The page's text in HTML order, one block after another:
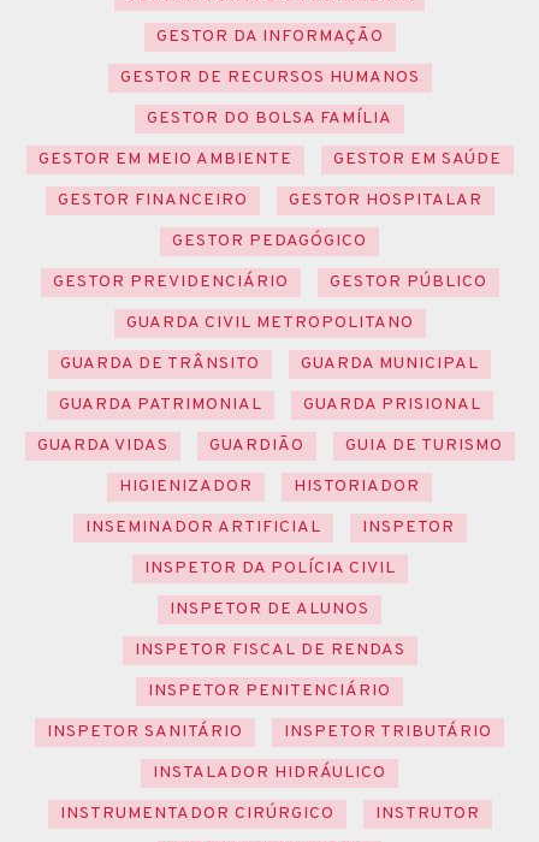
GESTOR DA INFORMAÇÃO
GESTOR DE RECURSOS HUMANOS
GESTOR DO BOLSA FAMÍLIA
GESTOR EM MEIO AMBIENTE
GESTOR EM SAÚDE
GESTOR FINANCEIRO
GESTOR HOSPITALAR
GESTOR PEDAGÓGICO
GESTOR PREVIDENCIÁRIO
GESTOR PÚBLICO
GUARDA CIVIL METROPOLITANO
GUARDA DE TRÂNSITO
GUARDA MUNICIPAL
GUARDA PATRIMONIAL
GUARDA PRISIONAL
GUARDA VIDAS
GUARDIÃO
GUIA DE TURISMO
HIGIENIZADOR
HISTORIADOR
INSEMINADOR ARTIFICIAL
INSPETOR
INSPETOR DA POLÍCIA CIVIL
INSPETOR DE ALUNOS
INSPETOR FISCAL DE RENDAS
INSPETOR PENITENCIÁRIO
INSPETOR SANITÁRIO
INSPETOR TRIBUTÁRIO
INSTALADOR HIDRÁULICO
INSTRUMENTADOR CIRÚRGICO
INSTRUTOR